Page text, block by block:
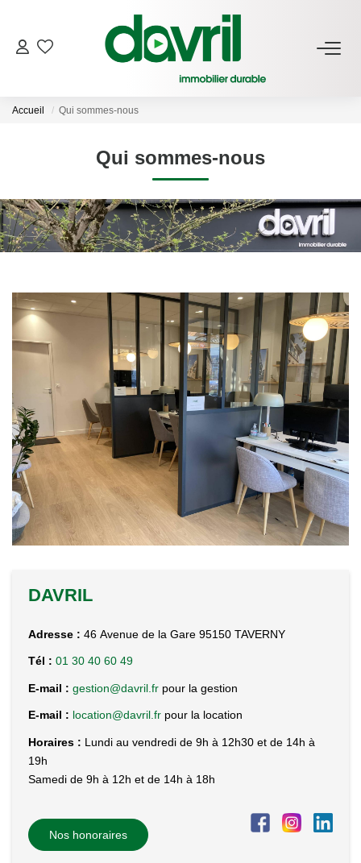
NOS BIENS
GESTION LOCATIVE
ESTIMATION LOCATIVE
NOTRE AGENCE
Qui Sommes-Nous
Notre Équipe
Nos Actualités
EXTRANET
Gestion
Accueil Qui sommes-nous
Qui sommes-nous
DAVRIL
Adresse : 46 Avenue de la Gare 95150 TAVERNY
Tél : 01 30 40 60 49
E-mail : gestion@davril.fr pour la gestion
E-mail : location@davril.fr pour la location
Horaires : Lundi au vendredi de 9h à 12h30 et de 14h à
19h
Samedi de 9h à 12h et de 14h à 18h
Nos honoraires